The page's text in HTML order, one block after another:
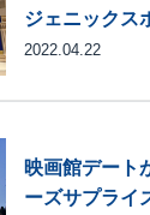
ジェニックス
2022.04.22
映画館デート
ーズサプライ